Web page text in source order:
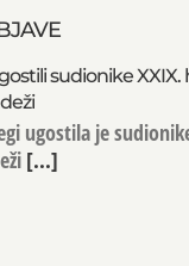
sudionike XXIX.
ugostila je
[...]